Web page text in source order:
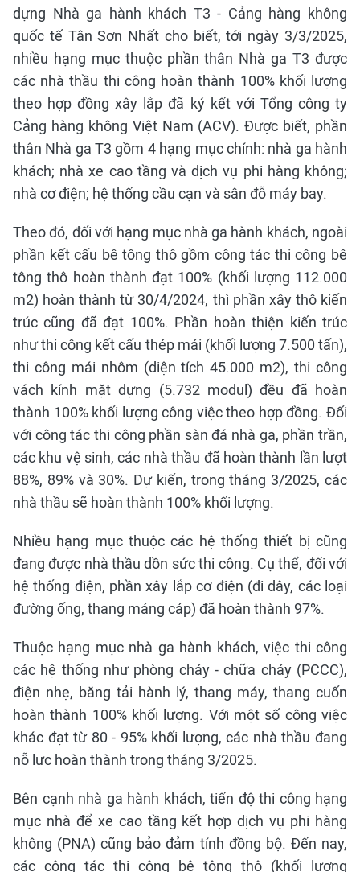
dựng Nhà ga hành khách T3 - Cảng hàng không
quốc tế Tân Sơn Nhất cho biết, tới ngày 3/3/2025,
nhiều hạng mục thuộc phần thân Nhà ga T3 được
các nhà thầu thi công hoàn thành 100% khối lượng
theo hợp đồng xây lắp đã ký kết với Tổng công ty
Cảng hàng không Việt Nam (ACV). Được biết, phần
thân Nhà ga T3 gồm 4 hạng mục chính: nhà ga hành
khách; nhà xe cao tầng và dịch vụ phi hàng không;
nhà cơ điện; hệ thống cầu cạn và sân đỗ máy bay.
Theo đó, đối với hạng mục nhà ga hành khách, ngoài
phần kết cấu bê tông thô gồm công tác thi công bê
tông thô hoàn thành đạt 100% (khối lượng 112.000
m2) hoàn thành từ 30/4/2024, thì phần xây thô kiến
trúc cũng đã đạt 100%. Phần hoàn thiện kiến trúc
như thi công kết cấu thép mái (khối lượng 7.500 tấn),
thi công mái nhôm (diện tích 45.000 m2), thi công
vách kính mặt dựng (5.732 modul) đều đã hoàn
thành 100% khối lượng công việc theo hợp đồng. Đối
với công tác thi công phần sàn đá nhà ga, phần trần,
các khu vệ sinh, các nhà thầu đã hoàn thành lần lượt
88%, 89% và 30%. Dự kiến, trong tháng 3/2025, các
nhà thầu sẽ hoàn thành 100% khối lượng.
Nhiều hạng mục thuộc các hệ thống thiết bị cũng
đang được nhà thầu dồn sức thi công. Cụ thể, đối với
hệ thống điện, phần xây lắp cơ điện (đi dây, các loại
đường ống, thang máng cáp) đã hoàn thành 97%.
Thuộc hạng mục nhà ga hành khách, việc thi công
các hệ thống như phòng cháy - chữa cháy (PCCC),
điện nhẹ, băng tải hành lý, thang máy, thang cuốn
hoàn thành 100% khối lượng. Với một số công việc
khác đạt từ 80 - 95% khối lượng, các nhà thầu đang
nỗ lực hoàn thành trong tháng 3/2025.
Bên cạnh nhà ga hành khách, tiến độ thi công hạng
mục nhà để xe cao tầng kết hợp dịch vụ phi hàng
không (PNA) cũng bảo đảm tính đồng bộ. Đến nay,
các công tác thi công bê tông thô (khối lượng